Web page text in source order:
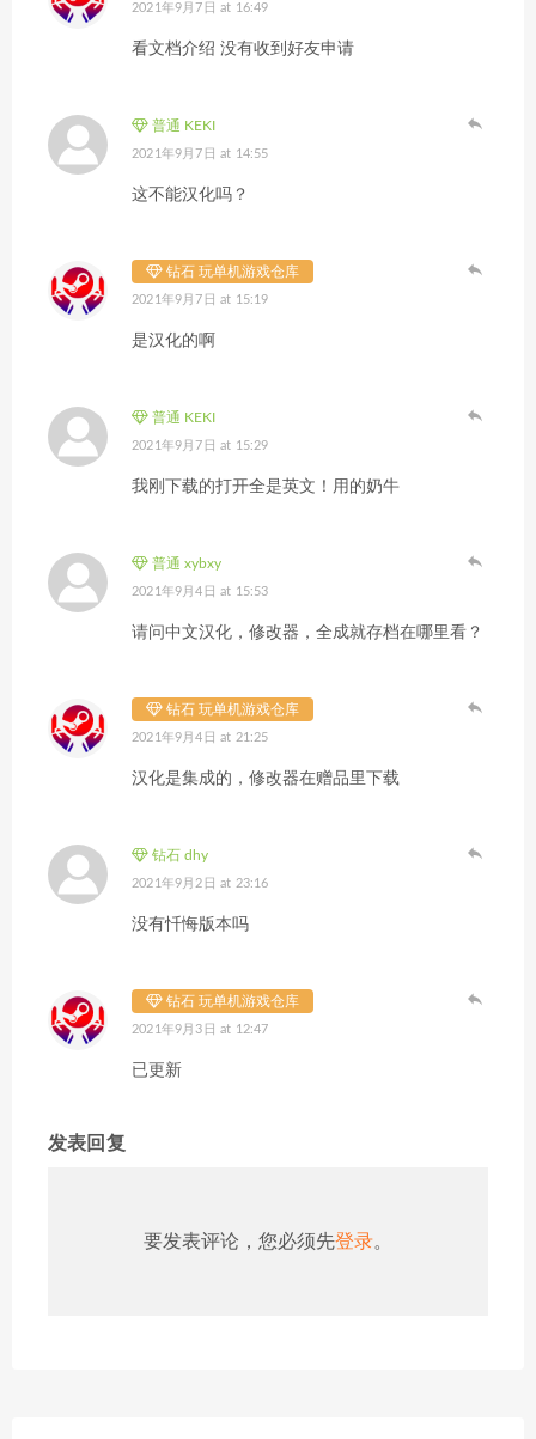
2021年9月7日 at 16:49
看文档介绍 没有收到好友申请
普通 KEKI
2021年9月7日 at 14:55
这不能汉化吗？
钻石 玩单机游戏仓库
2021年9月7日 at 15:19
是汉化的啊
普通 KEKI
2021年9月7日 at 15:29
我刚下载的打开全是英文！用的奶牛
普通 xybxy
2021年9月4日 at 15:53
请问中文汉化，修改器，全成就存档在哪里看？
钻石 玩单机游戏仓库
2021年9月4日 at 21:25
汉化是集成的，修改器在赠品里下载
钻石 dhy
2021年9月2日 at 23:16
没有忏悔版本吗
钻石 玩单机游戏仓库
2021年9月3日 at 12:47
已更新
发表回复
要发表评论，您必须先登录。